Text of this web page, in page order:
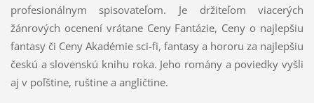
profesionálnym spisovateľom. Je držiteľom viacerých
žánrových ocenení vrátane Ceny Fantázie, Ceny o najlepšiu
fantasy či Ceny Akadémie sci-fi, fantasy a hororu za najlepšiu
českú a slovenskú knihu roka. Jeho romány a poviedky vyšli
aj v poľštine, ruštine a angličtine.